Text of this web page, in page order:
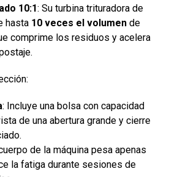
10:1: Su turbina trituradora de
hasta 10 veces el volumende
comprime los residuos y acelera
: Incluye una bolsa con capacidad
de una abertura grande y cierre
de la máquina pesa apenas
la fatiga durante sesiones de